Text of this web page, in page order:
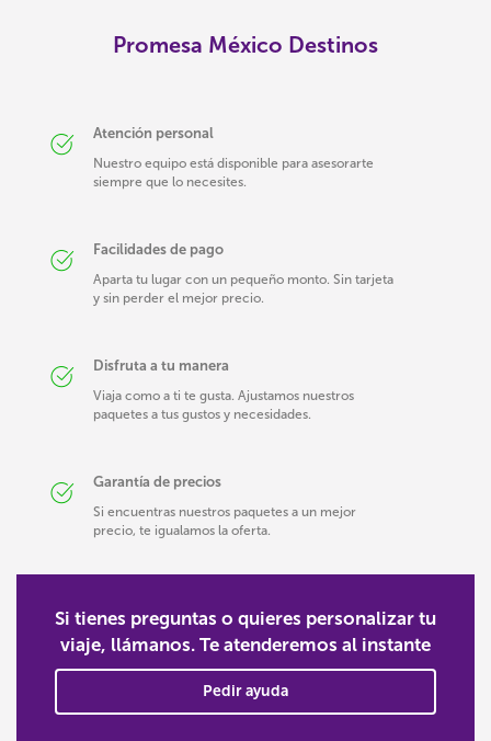
Promesa México Destinos
Atención personal
Nuestro equipo está disponible para asesorarte
siempre que lo necesites.
Facilidades de pago
Aparta tu lugar con un pequeño monto. Sin tarjeta
y sin perder el mejor precio.
Disfruta a tu manera
Viaja como a ti te gusta. Ajustamos nuestros
paquetes a tus gustos y necesidades.
Garantía de precios
Si encuentras nuestros paquetes a un mejor
precio, te igualamos la oferta.
Si tienes preguntas o quieres personalizar tu
viaje, llámanos. Te atenderemos al instante
Pedir ayuda